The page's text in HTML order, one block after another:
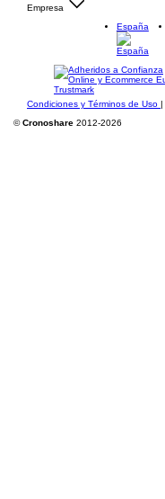
Empresa
España
Condiciones y Términos de Uso |
©Cronoshare 2012-2026